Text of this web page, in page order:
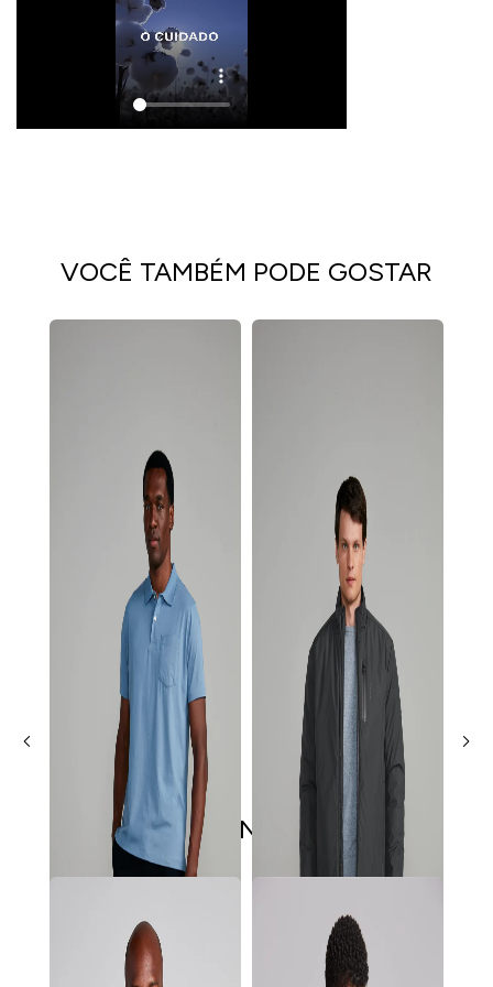
VOCÊ TAMBÉM PODE GOSTAR
ÚLTIMOS LANÇAMENTOS